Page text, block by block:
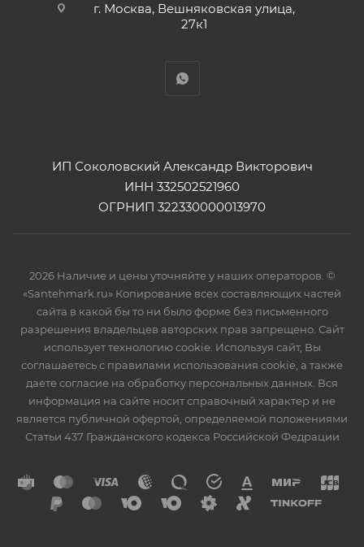
г. Москва, Вешняковская улица,
27к1
ИП Соколовский Александр Викторович
ИНН 332502521960
ОГРНИП 322330000013970
2026 Наличие и цены уточняйте у наших операторов. ©
«Santehmark.ru» Копирование всех составляющих частей
сайта в какой бы то ни было форме без письменного
разрешения владельцев авторских прав запрещено. Сайт
использует технологию cookie. Используя сайт, Вы
соглашаетесь с правилами использования cookie, а также
даете согласие на обработку персональных данных. Вся
информация на сайте носит справочный характер и не
является публичной офертой, определяемой положениями
Статьи 437 Гражданского кодекса Российской Федрации